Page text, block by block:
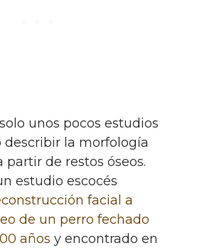
unos pocos estudios
la morfología
partir de restos óseos.
estudio escocés
facial a
de un perro fechado
años y encontrado en